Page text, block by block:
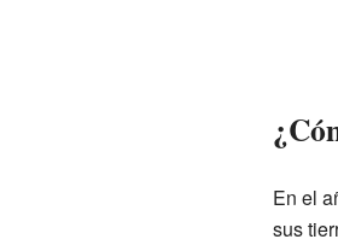
En el
sus